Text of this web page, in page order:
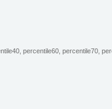
percentile60, percentile70,